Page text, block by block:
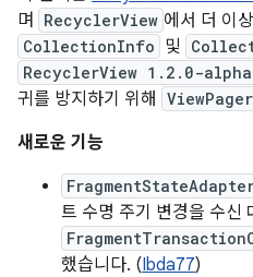
며
RecyclerView 에서 더 이
CollectionInfo 및
RecyclerView 1.2.0-
귀를 방지하기 위해
새로운 기능
트 수명 주기 변경을 수신
했습니다. (Ibda77)